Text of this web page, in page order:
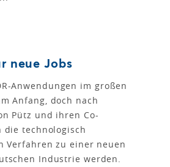
neue Jobs
Anwendungen im großen
Anfang, doch nach
Pütz und ihren Co-
die technologisch
Verfahren zu einer neuen
Industrie werden.